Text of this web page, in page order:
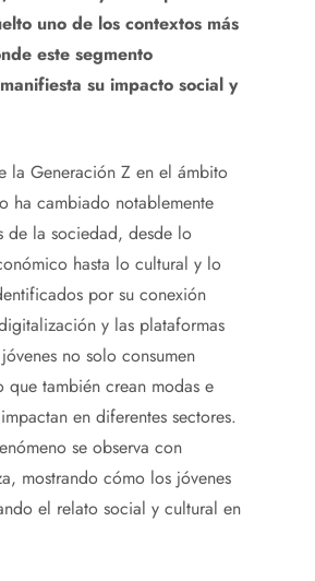
uno de los contextos más
este segmento
su impacto social y
la Generación Z en el ámbito
ha cambiado notablemente
de la sociedad, desde lo
hasta lo cultural y lo
por su conexión
y las plataformas
no solo consumen
que también crean modas e
en diferentes sectores.
se observa con
mostrando cómo los jóvenes
el relato social y cultural en